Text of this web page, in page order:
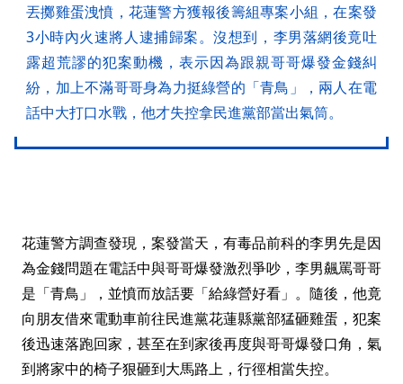
丟擲雞蛋洩憤，花蓮警方獲報後籌組專案小組，在案發
3小時內火速將人逮捕歸案。沒想到，李男落網後竟吐
露超荒謬的犯案動機，表示因為跟親哥哥爆發金錢糾
紛，加上不滿哥哥身為力挺綠營的「青鳥」，兩人在電
話中大打口水戰，他才失控拿民進黨部當出氣筒。
花蓮警方調查發現，案發當天，有毒品前科的李男先是因
為金錢問題在電話中與哥哥爆發激烈爭吵，李男飆罵哥哥
是「青鳥」，並憤而放話要「給綠營好看」。隨後，他竟
向朋友借來電動車前往民進黨花蓮縣黨部猛砸雞蛋，犯案
後迅速落跑回家，甚至在到家後再度與哥哥爆發口角，氣
到將家中的椅子狠砸到大馬路上，行徑相當失控。